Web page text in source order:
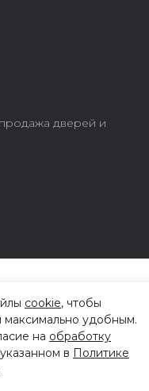
дверей и
cookie, чтобы
удобным.
на обработку
в Политике